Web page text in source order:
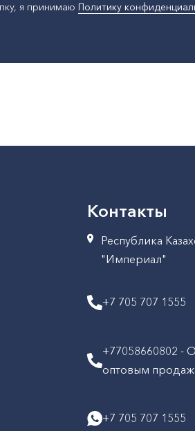
я принимаюПолитику
Контакты
Республика
"Империал"
+7 705 707 1555
+77058660802 -
оптовым
+7 705 707 1555